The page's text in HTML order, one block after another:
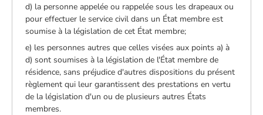
d) la personne appelée ou rappelée sous les drapeaux ou
pour effectuer le service civil dans un État membre est
soumise à la législation de cet État membre;
e) les personnes autres que celles visées aux points a) à
d) sont soumises à la législation de l'État membre de
résidence, sans préjudice d'autres dispositions du présent
règlement qui leur garantissent des prestations en vertu
de la législation d'un ou de plusieurs autres États
membres.